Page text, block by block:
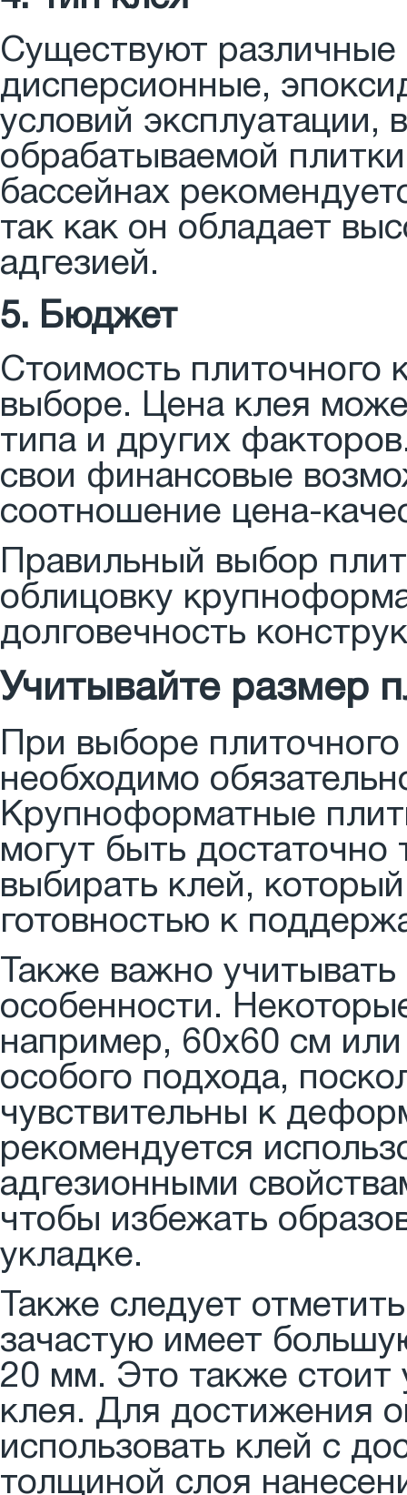
Существуют различные
дисперсионные,
условий эксплуатации,
обрабатываемой
бассейнах
так как он обладает
адгезией.
5. Бюджет
Стоимость плиточного
выборе. Цена клея
типа и других
свои финансовые
соотношение цена-
Правильный выбор
облицовку
долговечность
Учитывайте размер
При выборе
необходимо
Крупноформатные
могут быть
выбирать клей,
готовностью к
Также важно
особенности.
например, 60x60 см
особого подхода,
чувствительны к
рекомендуется
адгезионными
чтобы избежать
укладке.
Также следует
зачастую имеет
20 мм. Это также стоит
клея. Для достижения
использовать клей с
толщиной слоя